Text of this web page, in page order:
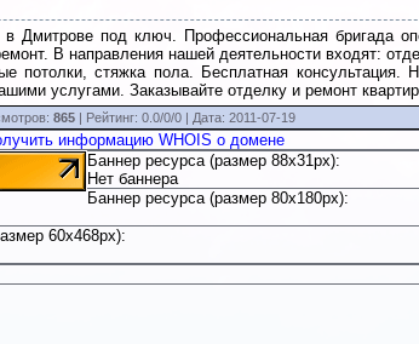
в Дмитрове под ключ. Профессиональная бригада
В направления нашей деятельности входят:
потолки, стяжка пола. Бесплатная
услугами. Заказывайте отделку и ремонт
865| Рейтинг: 0.0/0/0 | Дата: 2011-07-19
информацию WHOIS о домене
Баннер ресурса (размер 88x31px):
Нет баннера
Баннер ресурса (размер 80x180px):
60x468px):